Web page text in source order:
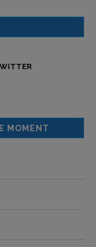
MOMENT